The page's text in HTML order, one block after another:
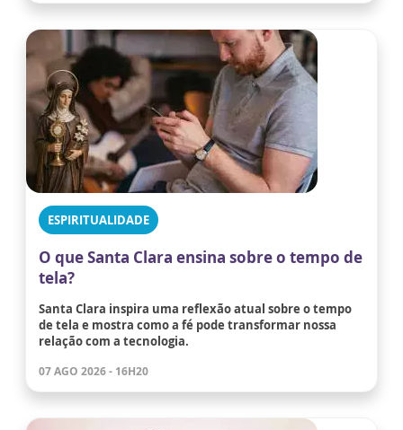
ESPIRITUALIDADE
O que Santa Clara ensina sobre o tempo de
tela?
Santa Clara inspira uma reflexão atual sobre o tempo
de tela e mostra como a fé pode transformar nossa
relação com a tecnologia.
07 AGO 2026 - 16H20